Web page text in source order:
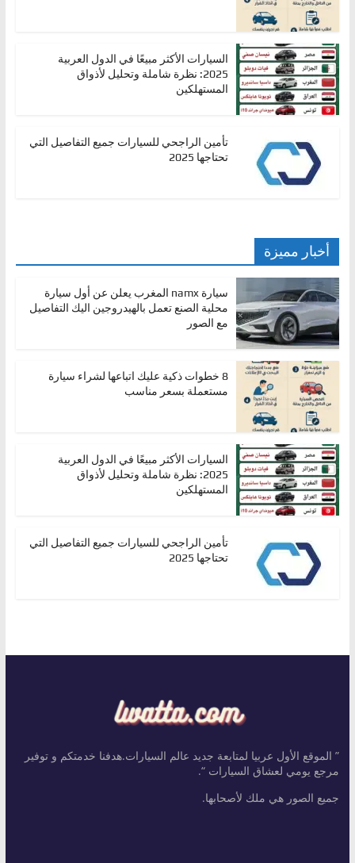
السيارات الأكثر مبيعًا في الدول العربية
2025: نظرة شاملة وتحليل لأذواق
المستهلكين
تأمين الراجحي للسيارات جميع التفاصيل التي
تحتاجها 2025
أخبار مميزة
سيارة namx المغرب يعلن عن أول سيارة
محلية الصنع تعمل بالهيدروجين اليك التفاصيل
مع الصور
8 خطوات ذكية عليك اتباعها لشراء سيارة
مستعملة بسعر مناسب
السيارات الأكثر مبيعًا في الدول العربية
2025: نظرة شاملة وتحليل لأذواق
المستهلكين
تأمين الراجحي للسيارات جميع التفاصيل التي
تحتاجها 2025
” الموقع الأول عربيا لمتابعة جديد عالم السيارات.هدفنا خدمتكم و توفير
مرجع يومي لعشاق السيارات “.
جميع الصور هي ملك لأصحابها.